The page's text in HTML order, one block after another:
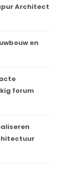
Architect
en
forum